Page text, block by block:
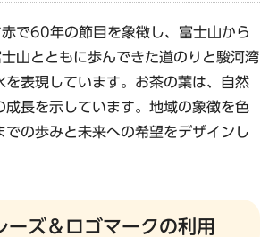
赤で60年の節目を象徴し、富士山から
山とともに歩んできた道のりと駿河湾
を表現しています。お茶の葉は、自然
成長を示しています。地域の象徴を色
での歩みと未来への希望をデザインし
ーズ＆ロゴマークの利用